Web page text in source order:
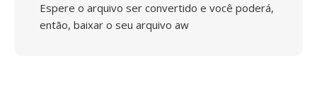
Espere o arquivo ser convertido e você poderá,
então, baixar o seu arquivo aw